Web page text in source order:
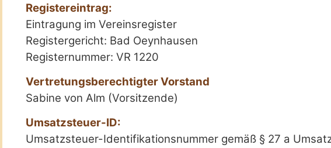
Registereintrag:
Eintragung im Vereinsregister
Registergericht: Bad Oeynhausen
Registernummer: VR 1220
Vertretungsberechtigter Vorstand
Sabine von Alm (Vorsitzende)
Umsatzsteuer-ID:
Umsatzsteuer-Identifikationsnummer gemäß § 27 a